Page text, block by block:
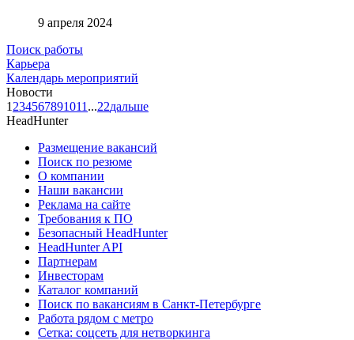
9 апреля 2024
Поиск работы
Карьера
Календарь мероприятий
Новости
1 234567891011 ...22дальше
HeadHunter
Размещение вакансий
Поиск по резюме
О компании
Наши вакансии
Реклама на сайте
Требования к ПО
Безопасный HeadHunter
HeadHunter API
Партнерам
Инвесторам
Каталог компаний
Поиск по вакансиям в Санкт-Петербурге
Работа рядом с метро
Сетка: соцсеть для нетворкинга